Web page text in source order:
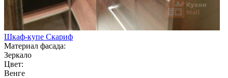
Шкаф-купе Скариф
Материал фасада:
Зеркало
Цвет:
Венге